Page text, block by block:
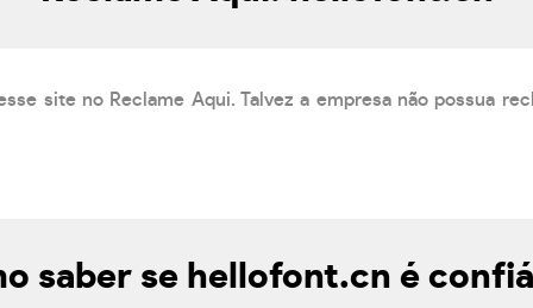
site no Reclame Aqui. Talvez a empresa não possua
saber se hellofont.cn é